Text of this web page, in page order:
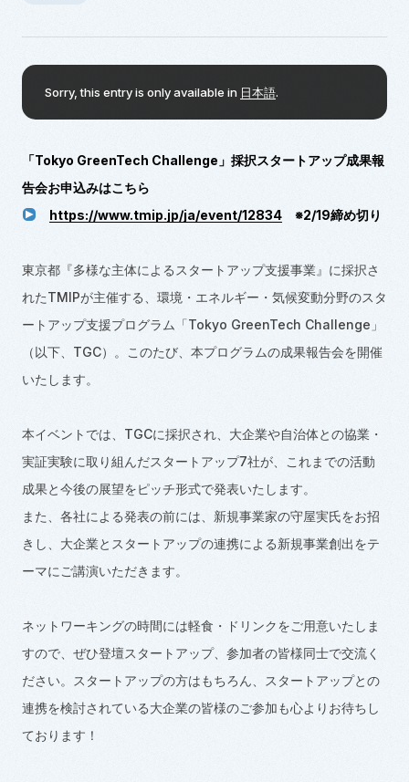
Sorry, this entry is only available in 日本語.
「Tokyo GreenTech Challenge」採択スタートアップ成果報
告会お申込みはこちら
https://www.tmip.jp/ja/event/12834※2/19締め切り
東京都『多様な主体によるスタートアップ支援事業』に採択さ
れたTMIPが主催する、環境・エネルギー・気候変動分野のスタ
ートアップ支援プログラム「Tokyo GreenTech Challenge」
（以下、TGC）。このたび、本プログラムの成果報告会を開催
いたします。
本イベントでは、TGCに採択され、大企業や自治体との協業・
実証実験に取り組んだスタートアップ7社が、これまでの活動
成果と今後の展望をピッチ形式で発表いたします。
また、各社による発表の前には、新規事業家の守屋実氏をお招
きし、大企業とスタートアップの連携による新規事業創出をテ
ーマにご講演いただきます。
ネットワーキングの時間には軽食・ドリンクをご用意いたしま
すので、ぜひ登壇スタートアップ、参加者の皆様同士で交流く
ださい。スタートアップの方はもちろん、スタートアップとの
連携を検討されている大企業の皆様のご参加も心よりお待ちし
ております！